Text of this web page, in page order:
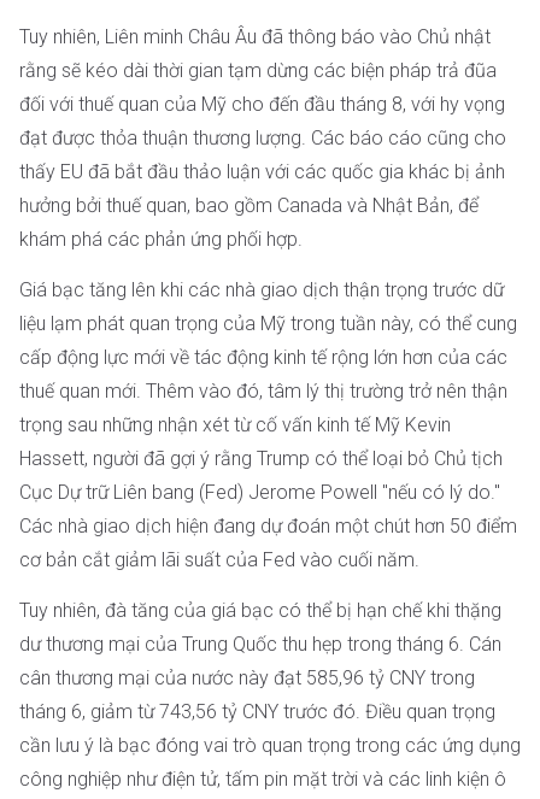
Tuy nhiên, Liên minh Châu Âu đã thông báo vào Chủ nhật
rằng sẽ kéo dài thời gian tạm dừng các biện pháp trả đũa
đối với thuế quan của Mỹ cho đến đầu tháng 8, với hy vọng
đạt được thỏa thuận thương lượng. Các báo cáo cũng cho
thấy EU đã bắt đầu thảo luận với các quốc gia khác bị ảnh
hưởng bởi thuế quan, bao gồm Canada và Nhật Bản, để
khám phá các phản ứng phối hợp.
Giá bạc tăng lên khi các nhà giao dịch thận trọng trước dữ
liệu lạm phát quan trọng của Mỹ trong tuần này, có thể cung
cấp động lực mới về tác động kinh tế rộng lớn hơn của các
thuế quan mới. Thêm vào đó, tâm lý thị trường trở nên thận
trọng sau những nhận xét từ cố vấn kinh tế Mỹ Kevin
Hassett, người đã gợi ý rằng Trump có thể loại bỏ Chủ tịch
Cục Dự trữ Liên bang (Fed) Jerome Powell "nếu có lý do."
Các nhà giao dịch hiện đang dự đoán một chút hơn 50 điểm
cơ bản cắt giảm lãi suất của Fed vào cuối năm.
Tuy nhiên, đà tăng của giá bạc có thể bị hạn chế khi thặng
dư thương mại của Trung Quốc thu hẹp trong tháng 6. Cán
cân thương mại của nước này đạt 585,96 tỷ CNY trong
tháng 6, giảm từ 743,56 tỷ CNY trước đó. Điều quan trọng
cần lưu ý là bạc đóng vai trò quan trọng trong các ứng dụng
công nghiệp như điện tử, tấm pin mặt trời và các linh kiện ô